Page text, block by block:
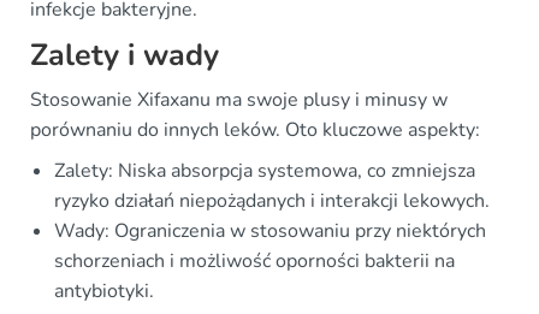
infekcje bakteryjne.
Zalety i wady
Stosowanie Xifaxanu ma swoje plusy i minusy w
porównaniu do innych leków. Oto kluczowe aspekty:
Zalety: Niska absorpcja systemowa, co zmniejsza
ryzyko działań niepożądanych i interakcji lekowych.
Wady: Ograniczenia w stosowaniu przy niektórych
schorzeniach i możliwość oporności bakterii na
antybiotyki.